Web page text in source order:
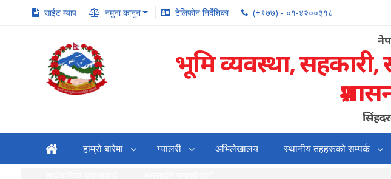
साईट म्याप नमुना कानुन टेलिफोन निर्देशिका (+९७७) - ०१-४२००३१८
भूमि व्यवस्था, सहकारी,
हाम्रो बारेमा ग्यालरी अभिलेखालय स्थानीय तहहरूको सम्पर्क